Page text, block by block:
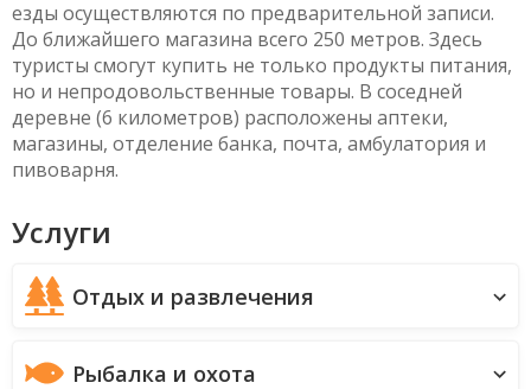
Заняться промыслом можно на платном или
бесплатном участке пруда. По соседству расположена
конно-спортивная база «Олимп». Уроки верховой
езды осуществляются по предварительной записи.
До ближайшего магазина всего 250 метров. Здесь
туристы смогут купить не только продукты питания,
но и непродовольственные товары. В соседней
деревне (6 километров) расположены аптеки,
пивоварня.
Услуги
Отдых и развлечения